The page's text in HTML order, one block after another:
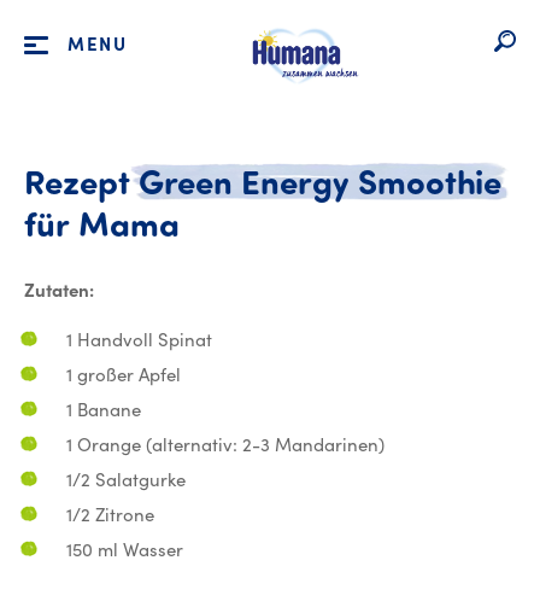
MENU
Rezept Green Energy Smoothie
für MamaRezept Green Energy
Zutaten:
1 Handvoll Spinat
1 großer Apfel
1 Banane
1 Orange (alternativ: 2-3 Mandarinen)
1/2 Salatgurke
1/2 Zitrone
150 ml Wasser